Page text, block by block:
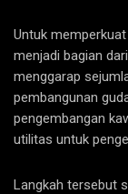
Untuk memperkuat
menjadi bagian
menggarap
pembangunan
pengembangan
utilitas untuk
Langkah tersebut